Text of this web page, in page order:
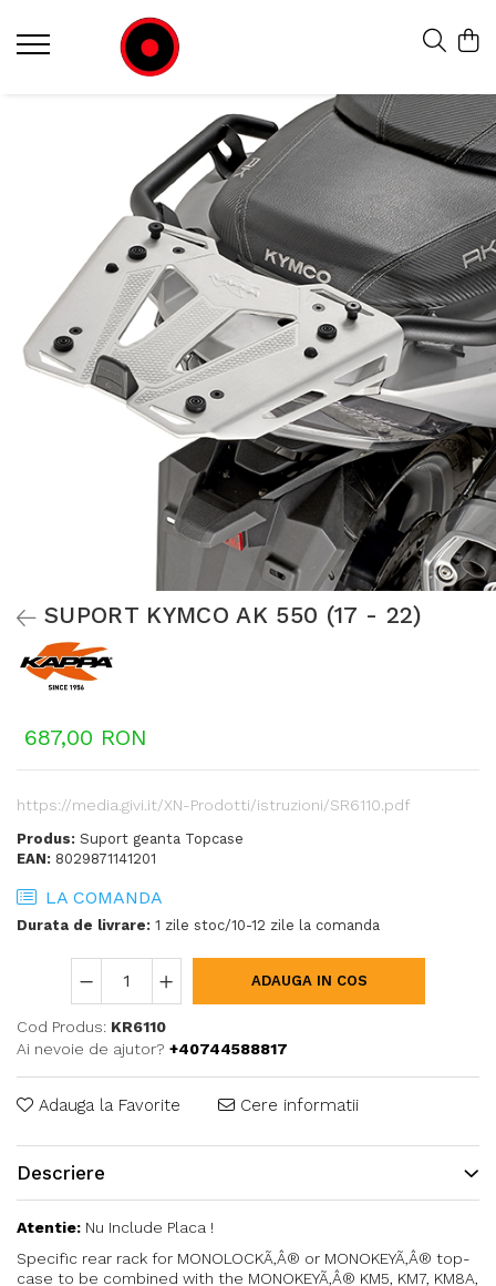
SUPORT KYMCO AK 550 (17 - 22)
687,00 RON
https://media.givi.it/XN-Prodotti/istruzioni/SR6110.pdf
Produs: Suport geanta Topcase
EAN: 8029871141201
LA COMANDA
Durata de livrare: 1 zile stoc/10-12 zile la comanda
ADAUGA IN COS
Cod Produs: KR6110
Ai nevoie de ajutor? +40744588817
Adauga la Favorite Cere informatii
Descriere
Atentie: Nu Include Placa !
Specific rear rack for MONOLOCKÃ‚Â® or MONOKEYÃ‚Â® top-
case to be combined with the MONOKEYÃ‚Â® KM5, KM7, KM8A,